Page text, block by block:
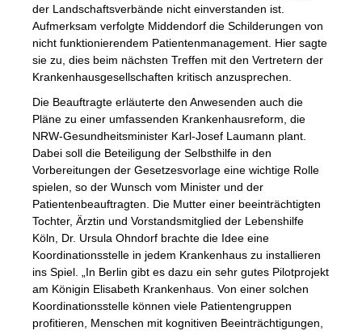
der Landschaftsverbände nicht einverstanden ist.
Aufmerksam verfolgte Middendorf die Schilderungen von
nicht funktionierendem Patientenmanagement. Hier sagte
sie zu, dies beim nächsten Treffen mit den Vertretern der
Krankenhausgesellschaften kritisch anzusprechen.
Die Beauftragte erläuterte den Anwesenden auch die
Pläne zu einer umfassenden Krankenhausreform, die
NRW-Gesundheitsminister Karl-Josef Laumann plant.
Dabei soll die Beteiligung der Selbsthilfe in den
Vorbereitungen der Gesetzesvorlage eine wichtige Rolle
spielen, so der Wunsch vom Minister und der
Patientenbeauftragten. Die Mutter einer beeinträchtigten
Tochter, Ärztin und Vorstandsmitglied der Lebenshilfe
Köln, Dr. Ursula Ohndorf brachte die Idee eine
Koordinationsstelle in jedem Krankenhaus zu installieren
ins Spiel. „In Berlin gibt es dazu ein sehr gutes Pilotprojekt
am Königin Elisabeth Krankenhaus. Von einer solchen
Koordinationsstelle können viele Patientengruppen
profitieren, Menschen mit kognitiven Beeinträchtigungen,